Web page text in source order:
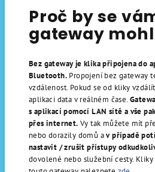
Proč by se
gateway
Bez gateway je klika připojena do
Bluetooth. Propojení bez gateway
vzdálenost. Pokud se od kliky
aplikaci data v reálném čase.
s aplikací pomocí LAN sítě a vše
přes internet. Vy tak můžete mít
nebo dorazily domů av případě
nastavit / zrušit přístupy
dovolené nebo služební cesty.